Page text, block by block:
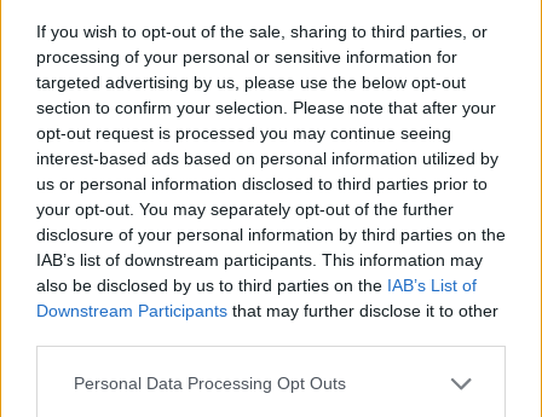
If you wish to opt-out of the sale, sharing to third parties, or
processing of your personal or sensitive information for
targeted advertising by us, please use the below opt-out
section to confirm your selection. Please note that after your
opt-out request is processed you may continue seeing
interest-based ads based on personal information utilized by
us or personal information disclosed to third parties prior to
your opt-out. You may separately opt-out of the further
disclosure of your personal information by third parties on the
IAB’s list of downstream participants. This information may
also be disclosed by us to third parties on the IAB’s List of
Downstream Participants that may further disclose it to other
Please note that this website/app uses one or more Google
Personal Data Processing Opt Outs
Infine, per completare l’equipaggiamento
considera guanti adatti alla stagione, maglie a
manica lunga e giacche antipioggia quando le
condizioni lo richiedono. Investire in una buona
giacca antiventosignifica avere uno strato
versatile che protegge, riduce il peso da
trasportare e migliora il comfort complessivo in
sella.